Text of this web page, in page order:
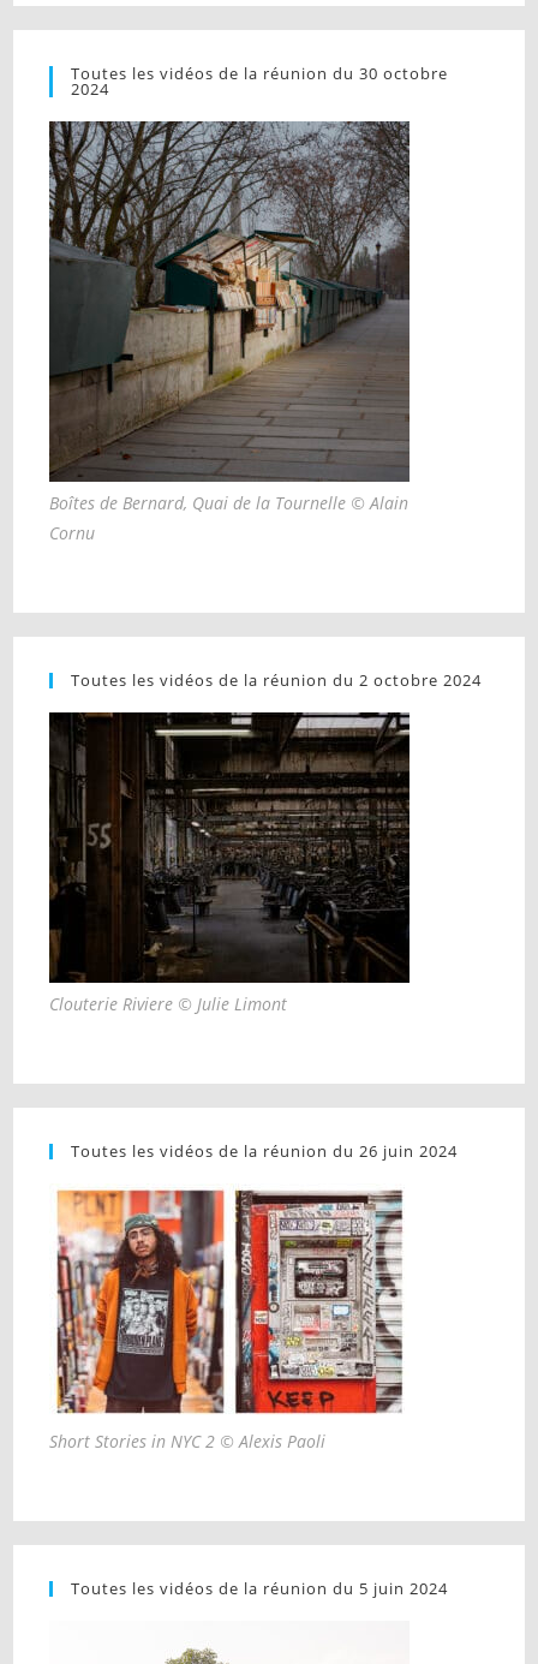
Toutes les vidéos de la réunion du 30 octobre
2024
Boîtes de Bernard, Quai de la Tournelle © Alain
Cornu
Toutes les vidéos de la réunion du 2 octobre 2024
Clouterie Riviere © Julie Limont
Toutes les vidéos de la réunion du 26 juin 2024
Short Stories in NYC 2 © Alexis Paoli
Toutes les vidéos de la réunion du 5 juin 2024